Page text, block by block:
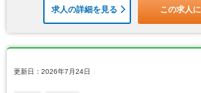
求人の詳細を見る この求人
更新日：2026年7月24日